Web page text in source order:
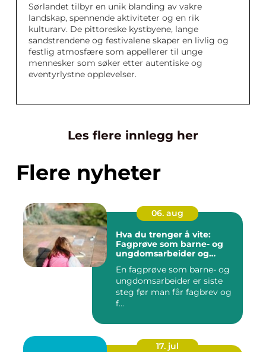
Sørlandet tilbyr en unik blanding av vakre
landskap, spennende aktiviteter og en rik
kulturarv. De pittoreske kystbyene, lange
sandstrendene og festivalene skaper en livlig og
festlig atmosfære som appellerer til unge
mennesker som søker etter autentiske og
eventyrlystne opplevelser.
Les flere innlegg her
Flere nyheter
06. aug
Hva du trenger å vite:
Fagprøve som barne- og
ungdomsarbeider og
ungdomsarbeiderfaget vg2
En fagprøve som barne- og
ungdomsarbeider er siste
steg før man får fagbrev og
f...
17. jul